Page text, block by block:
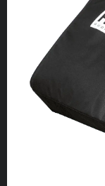
NYHETER
OM
KONTAKT